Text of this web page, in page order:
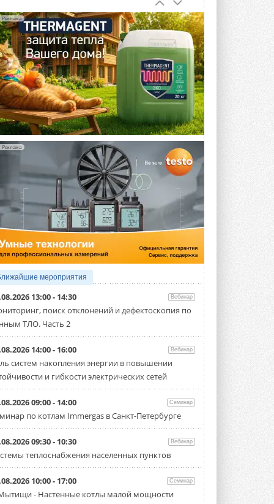
Гибридный тепловой насос PV/T
с одним общим испарителем
Исследователи предложили
конструкцию двухисточникового ...
ВЧЕРА
21-й ежегодный форум
«ЦОД-2026»
Мероприятие пройдет 2-3 сентября в
отеле Radisson Slavyanskaya. Форум
посетит более двух тысяч участников ...
ВЧЕРА
Китайская Shenling представила
линейку тепловых насосов
«воздух-вода» на R290
Серия ThermaX R290 All-In-One
включает три модели ...
4 АВГУСТА 2026
Тепловые насосы в связке с
солнечной генерацией и
накопителем снижают
потребление на 60%
Исследователи из Италии установили ...
4 АВГУСТА 2026
«РУСКЛИМАТ Fest 2026» в Уфе
собрал свыше 700 профи
климатической отрасли
Организатором выступил торгово-
производственный холдинг ...
«Датарк» испытал модульный
ЦОД с плотностью 54 кВт на
стойку
Испытания прошли на собственной
производственной площадке и были ...
3 АВГУСТА 2026
Samsung выпускает VRF-
систему DVM на R32
производительностью от 22,4 до 56 кВт.
Суммарная длина трубопроводов ...
Реклама
Реклама
мероприятия
13:00 - 14:30 Вебинар
поиск отклонений и дефектоскопия по
ТЛО. Часть 2
14:00 - 16:00 Вебинар
систем накопления энергии в повышении
и гибкости электрических сетей
09:00 - 14:00 Семинар
по котлам Immergas в Санкт-Петербурге
09:30 - 10:30 Вебинар
теплоснабжения населенных пунктов
10:00 - 17:00 Семинар
- Настенные котлы малой мощности